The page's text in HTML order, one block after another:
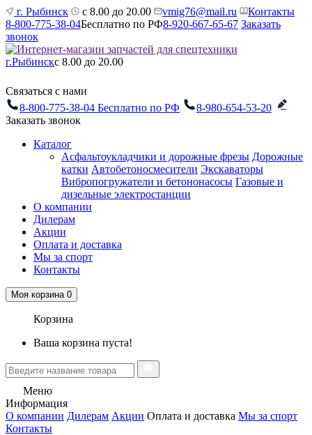
г. Рыбинск с 8.00 до 20.00 vmig76@mail.ru
Контакты
8-800-775-38-04Бесплатно по РФ8-920-667-65-67 Заказать
звонок
г.Рыбинскс 8.00 до 20.00
Связаться с нами
8-800-775-38-04 Бесплатно по РФ
8-980-654-53-20
Заказать звонок
Каталог
Асфальтоукладчики и дорожные фрезы Дорожные
катки Автобетоносмесители Экскаваторы
Вибропогружатели и бетононасосы Газовые и
дизельные электростанции
О компании
Дилерам
Акции
Оплата и доставка
Мы за спорт
Контакты
Моя корзина 0
Корзина
Ваша корзина пуста!
Меню
Информация
О компании Дилерам Акции Оплата и доставка Мы за спорт
Контакты